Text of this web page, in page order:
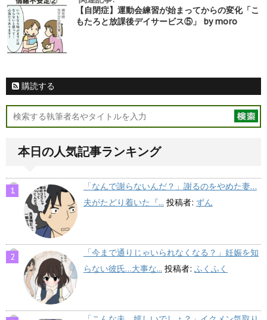
【自閉症】運動会練習が始まってからの変化「こ
もたろと放課後デイサービス⑤」 by moro
購読する
本日の人気記事ランキング
「なんで謝らないんだ？」謝るのをやめた妻…
夫がたどり着いた『... 投稿者: ずん
「今まで通りじゃいられなくなる？」妊娠を知
らない彼氏…大事な... 投稿者: ふくふく